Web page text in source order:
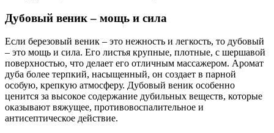
Дубовый веник – мощь и сила
Если березовый веник – это нежность и легкость, то дубовый
– это мощь и сила. Его листья крупные, плотные, с шершавой
поверхностью, что делает его отличным массажером. Аромат
дуба более терпкий, насыщенный, он создает в парной
особую, крепкую атмосферу. Дубовый веник особенно
ценится за высокое содержание дубильных веществ, которые
оказывают вяжущее, противовоспалительное и
антисептическое действие.